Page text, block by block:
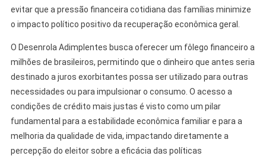
evitar que a pressão financeira cotidiana das famílias minimize
o impacto político positivo da recuperação econômica geral.
O Desenrola Adimplentes busca oferecer um fôlego financeiro a
milhões de brasileiros, permitindo que o dinheiro que antes seria
destinado a juros exorbitantes possa ser utilizado para outras
necessidades ou para impulsionar o consumo. O acesso a
condições de crédito mais justas é visto como um pilar
fundamental para a estabilidade econômica familiar e para a
melhoria da qualidade de vida, impactando diretamente a
percepção do eleitor sobre a eficácia das políticas